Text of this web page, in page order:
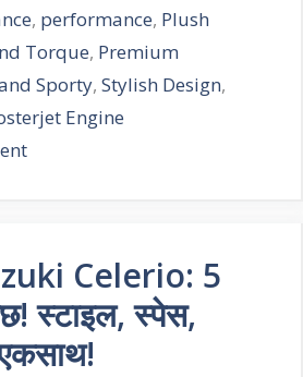
, performance, Plush
Torque, Premium
Sporty, Stylish Design,
Engine
Celerio: 5
स्टाइल, स्पेस,